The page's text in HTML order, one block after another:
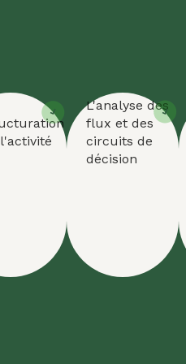
L'analyse des
flux et des
circuits de
décision